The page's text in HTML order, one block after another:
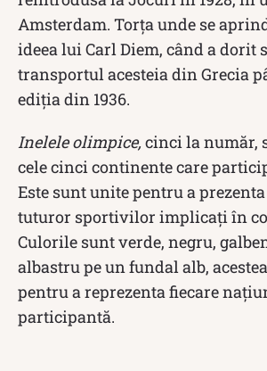
Amsterdam. Torța unde se
ideea lui Carl Diem, când a dorit
transportul acesteia din Grecia
ediția din 1936.
Inelele olimpice,cinci la număr,
cele cinci continente care
Este sunt unite pentru a
tuturor sportivilor implicați în
Culorile sunt verde, negru,
albastru pe un fundal alb,
pentru a reprezenta fiecare
participantă.